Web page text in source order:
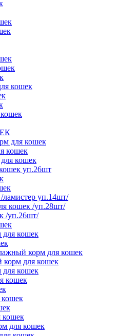
кошек
для кошек
кошек
кошек
уп.26шт
уп.14шт/
кошек /уп.28шт/
/уп.26шт/
кошек
корм для кошек
для кошек
кошек
кошек
кошек
для кошек